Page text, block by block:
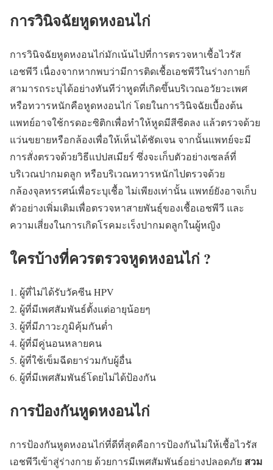
การวินิจฉัยหูดหงอนไก่
การวินิจฉัยหูดหงอนไก่มักเน้นไปที่การตรวจหาเชื้อไวรัส
เอชพีวี เนื่องจากหากพบว่ามีการติดเชื้อเอชพีวีในร่างกายก็
สามารถระบุได้อย่างทันทีว่าหูดที่เกิดขึ้นบริเวณอวัยวะเพศ
หรือทวารหนักคือหูดหงอนไก่ โดยในการวินิจฉัยเบื้องต้น
แพทย์อาจใช้กรดอะซิติกเพื่อทำให้หูดมีสีซีดลง แล้วตรวจด้วย
แว่นขยายหรือกล้องเพื่อให้เห็นได้ชัดเจน จากนั้นแพทย์จะมี
การสั่งตรวจด้วยวิธีแปปสเมียร์ ซึ่งจะเก็บตัวอย่างเซลล์ที่
บริเวณปากมดลูก หรือบริเวณทวารหนักไปตรวจด้วย
กล้องจุลทรรศน์เพื่อระบุเชื้อ ไม่เพียงเท่านั้น แพทย์ยังอาจเก็บ
ตัวอย่างเพิ่มเติมเพื่อตรวจหาสายพันธุ์ของเชื้อเอชพีวี และ
ความเสี่ยงในการเกิดโรคมะเร็งปากมดลูกในผู้หญิง
ใครบ้างที่ควรตรวจหูดหงอนไก่ ?
ผู้ที่ไม่ได้รับวัคซีน HPV
ผู้ที่มีเพศสัมพันธ์ตั้งแต่อายุน้อยๆ
ผู้ที่มีภาวะภูมิคุ้มกันต่ำ
ผู้ที่มีคู่นอนหลายคน
ผู้ที่ใช้เข็มฉีดยาร่วมกับผู้อื่น
ผู้ที่มีเพศสัมพันธ์โดยไม่ได้ป้องกัน
การป้องกันหูดหงอนไก่
การป้องกันหูดหงอนไก่ที่ดีที่สุดคือการป้องกันไม่ให้เชื้อไวรัส
เอชพีวีเข้าสู่ร่างกาย ด้วยการมีเพศสัมพันธ์อย่างปลอดภัย สวม